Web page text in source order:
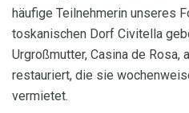
häufige Teilnehmerin unseres
toskanischen Dorf Civitella
Urgroßmutter, Casina de Rosa,
restauriert, die sie
vermietet.